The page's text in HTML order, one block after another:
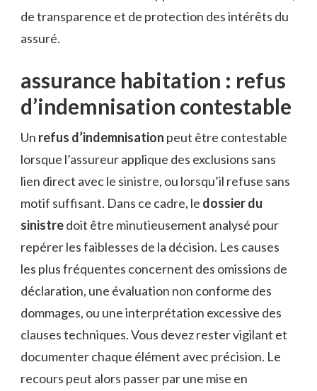
de transparence et de protection des intérêts du
assuré.
assurance habitation : refus
d’indemnisation contestable
Un refus d’indemnisation peut être contestable
lorsque l’assureur applique des exclusions sans
lien direct avec le sinistre, ou lorsqu’il refuse sans
motif suffisant. Dans ce cadre, le dossier du
sinistredoit être minutieusement analysé pour
repérer les faiblesses de la décision. Les causes
les plus fréquentes concernent des omissions de
déclaration, une évaluation non conforme des
dommages, ou une interprétation excessive des
clauses techniques. Vous devez rester vigilant et
documenter chaque élément avec précision. Le
recours peut alors passer par une mise en